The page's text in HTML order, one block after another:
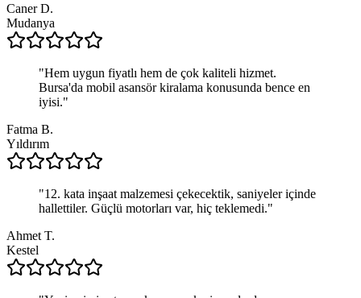
Caner D.
Mudanya
"Hem uygun fiyatlı hem de çok kaliteli hizmet.
Bursa'da mobil asansör kiralama konusunda bence en
iyisi."
Fatma B.
Yıldırım
"12. kata inşaat malzemesi çekecektik, saniyeler içinde
hallettiler. Güçlü motorları var, hiç teklemedi."
Ahmet T.
Kestel